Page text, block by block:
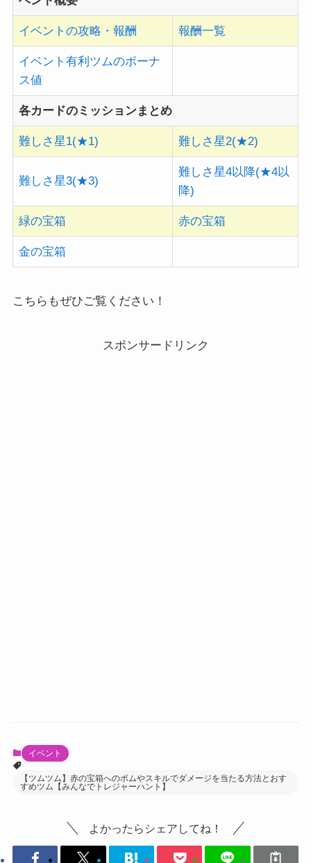
イベントの攻略・報酬 報酬一覧
イベント有利ツムのボーナ
ス値
各カードのミッションまとめ
難しさ星1(★1) 難しさ星2(★2)
難しさ星3(★3)
難しさ星4以降(★4以
降)
緑の宝箱 赤の宝箱
金の宝箱
こちらもぜひご覧ください！
スポンサードリンク
イベント
【ツムツム】赤の宝箱へのボムやスキルでダメージを当たる方法とおす
すめツム【みんなでトレジャーハント】
よかったらシェアしてね！